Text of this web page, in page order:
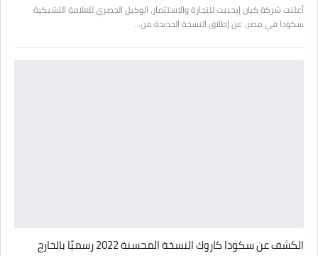
أعلنت شركة كيان إيجيبت للتجارة والاستثمار، الوكيل الحصري للعلامة التشيكية
سكودا في مصر، عن إطلاق النسخة الجديدة من…
الكشف عن سكودا كاروك النسخة المحسنة 2022 رسميًا بالخارج